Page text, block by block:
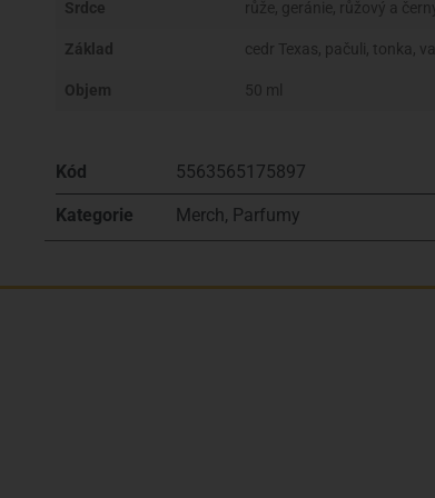
Srdce růže, geránie, růžový a
Základ cedr Texas, pačuli, tonka,
Objem 50 ml
Kód 5563565175897
Kategorie Merch, Parfumy